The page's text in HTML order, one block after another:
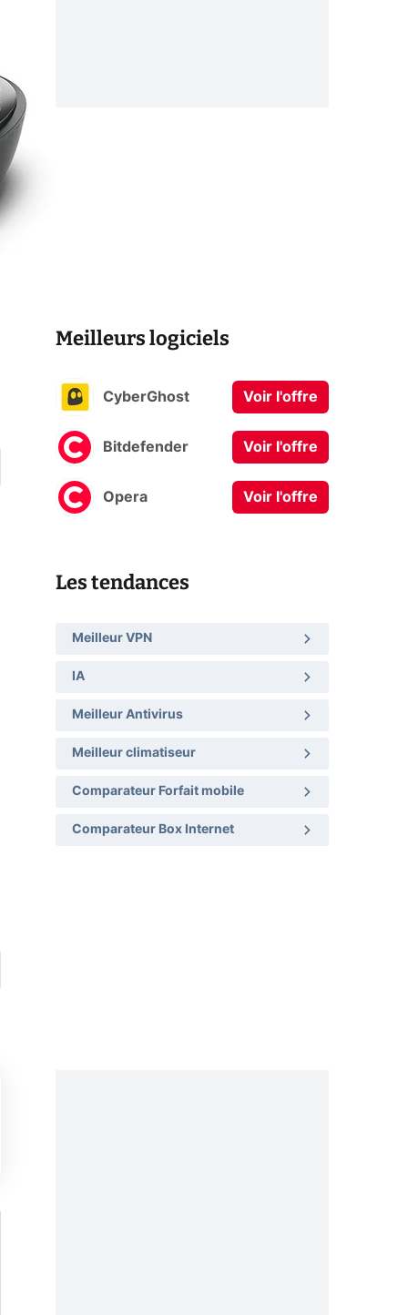
Meilleurs logiciels
CyberGhost Voir l'offre
Bitdefender Voir l'offre
Opera Voir l'offre
Les tendances
Meilleur VPN
IA
Meilleur Antivirus
Meilleur climatiseur
Comparateur Forfait mobile
Comparateur Box Internet